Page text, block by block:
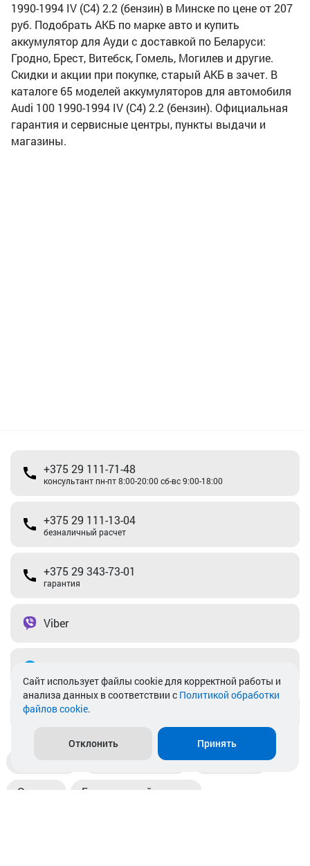
1990-1994 IV (C4) 2.2 (бензин) в Минске по цене от 207
руб. Подобрать АКБ по марке авто и купить
аккумулятор для Ауди с доставкой по Беларуси:
Гродно, Брест, Витебск, Гомель, Могилев и другие.
Скидки и акции при покупке, старый АКБ в зачет. В
каталоге 65 моделей аккумуляторов для автомобиля
Audi 100 1990-1994 IV (C4) 2.2 (бензин). Официальная
гарантия и сервисные центры, пункты выдачи и
магазины.
+375 29 111-71-48
консультант пн-пт 8:00-20:00 сб-вс 9:00-18:00
+375 29 111-13-04
безналичный расчет
+375 29 343-73-01
гарантия
Viber
info@akkamulik.by
Пункты выдачи Магазины
Оплата Безналичный расчет
Cайт использует файлы cookie для корректной работы и
анализа данных в соответствии с Политикой обработки
файлов cookie.
Отклонить Принять